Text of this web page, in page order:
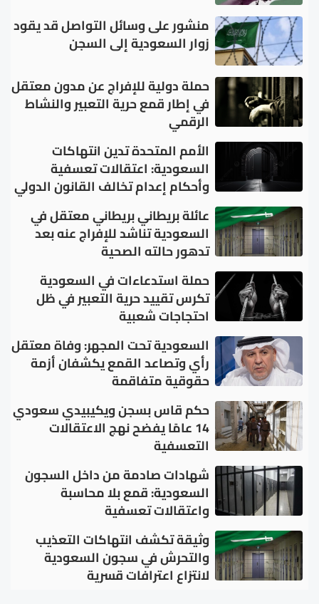
منشور على وسائل التواصل قد يقود
زوار السعودية إلى السجن
حملة دولية للإفراج عن مدون معتقل
في إطار قمع حرية التعبير والنشاط
الرقمي
الأمم المتحدة تدين انتهاكات
السعودية: اعتقالات تعسفية
وأحكام إعدام تخالف القانون الدولي
عائلة بريطاني بريطاني معتقل في
السعودية تناشد للإفراج عنه بعد
تدهور حالته الصحية
حملة استدعاءات في السعودية
تكرس تقييد حرية التعبير في ظل
احتجاجات شعبية
السعودية تحت المجهر: وفاة معتقل
رأي وتصاعد القمع يكشفان أزمة
حقوقية متفاقمة
حكم قاس بسجن ويكيبيدي سعودي
14 عامًا يفضح نهج الاعتقالات
التعسفية
شهادات صادمة من داخل السجون
السعودية: قمع بلا محاسبة
واعتقالات تعسفية
وثيقة تكشف انتهاكات التعذيب
والتحرش في سجون السعودية
لانتزاع اعترافات قسرية